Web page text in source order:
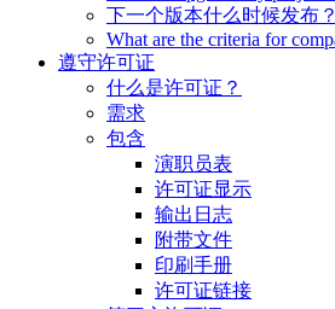
下一个版本什么时候发布？
What are the criteria for
遵守许可证
什么是许可证？
需求
包含
演职员表
许可证显示
输出日志
附带文件
印刷手册
许可证链接